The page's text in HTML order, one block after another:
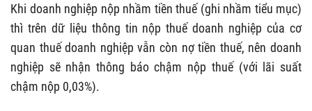
Khi doanh nghiệp nộp nhầm tiền thuế (ghi nhầm tiểu mục)
thì trên dữ liệu thông tin nộp thuế doanh nghiệp của cơ
quan thuế doanh nghiệp vẫn còn nợ tiền thuế, nên doanh
nghiệp sẽ nhận thông báo chậm nộp thuế (với lãi suất
chậm nộp 0,03%).